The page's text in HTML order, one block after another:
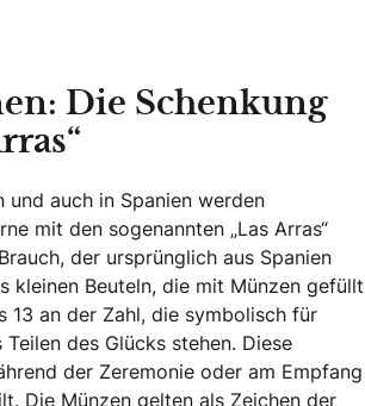
Die Schenkung
und auch in Spanien werden
mit den sogenannten „Las Arras“
der ursprünglich aus Spanien
kleinen Beuteln, die mit Münzen gefüllt
13 an der Zahl, die symbolisch für
des Glücks stehen. Diese
der Zeremonie oder am Empfang
Die Münzen gelten als Zeichen der